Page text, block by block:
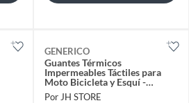
GENERICO
Guantes Térmicos
Impermeables Táctiles para
Moto Bicicleta y Esquí -
Antideslizantes
Por JH STORE